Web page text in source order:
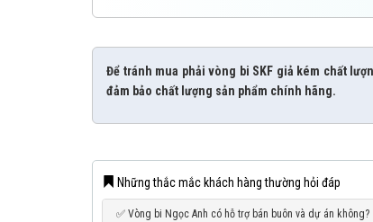
Để tránh mua phải vòng bi SKF giả kém chất
đảm bảo chất lượng sản phẩm chính hãng.
Những thắc mắc khách hàng thường hỏi đáp
✅ Vòng bi Ngọc Anh có hỗ trợ bán buôn và dự án không?